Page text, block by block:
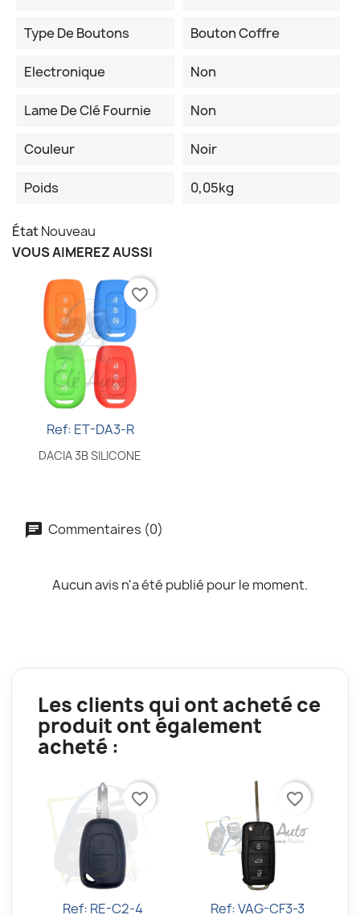
Type De Boutons Bouton Coffre
Electronique Non
Lame De Clé Fournie Non
Couleur Noir
Poids 0,05kg
ÉtatNouveau
VOUS AIMEREZ AUSSI
Aperçu rapide
Ref: ET-DA3-R
DACIA 3B SILICONE
favorite_border
Commentaires (0)
Aucun avis n'a été publié pour le moment.
Les clients qui ont acheté ce
produit ont également
acheté :
Ref: RE-C2-4
favorite_border
Ref: VAG-CF3-3
favorite_border